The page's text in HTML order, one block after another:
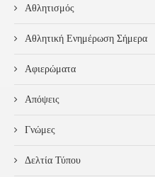
Αθλητισμός
Αθλητική Ενημέρωση Σήμερα
Αφιερώματα
Απόψεις
Γνώμες
Δελτία Τύπου